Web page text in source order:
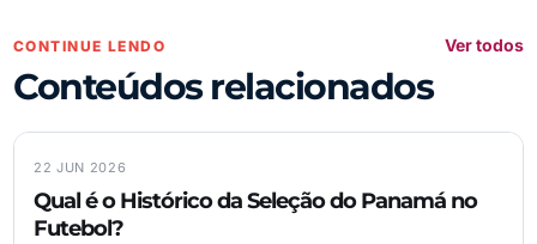
CONTINUE LENDO
Conteúdos relacionados
Ver todos
22 JUN 2026
Qual é o Histórico da Seleção do Panamá no
Futebol?